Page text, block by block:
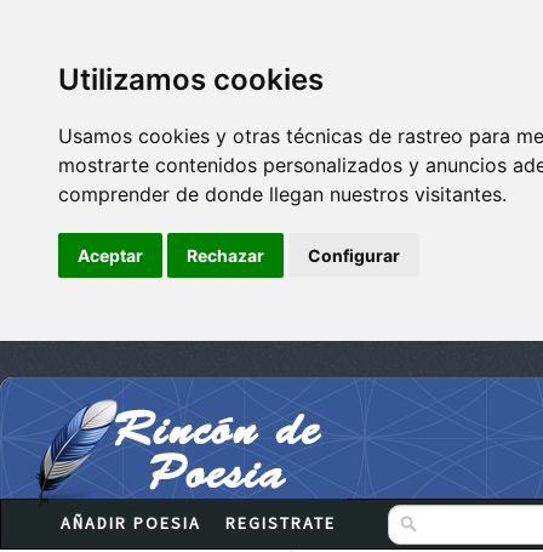
Utilizamos cookies
Usamos cookies y otras técnicas de rastreo para
mostrarte contenidos personalizados y anuncios
comprender de donde llegan nuestros visitantes.
Aceptar Rechazar Configurar
AÑADIR POESIA REGISTRATE